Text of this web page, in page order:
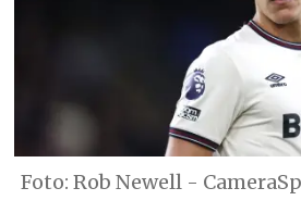
Rob Newell -